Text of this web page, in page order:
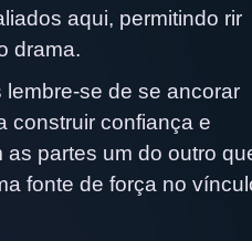
aqui, permitindo rir
drama.
se de se ancorar
construir confiança e
partes um do outro
fonte de força no